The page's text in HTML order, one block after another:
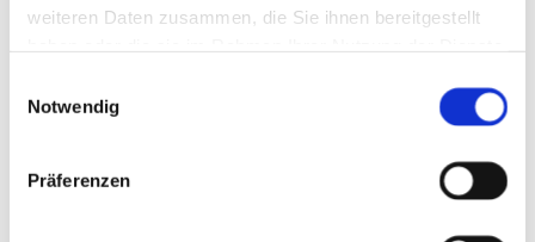
weiteren Daten zusammen, die Sie ihnen bereitgestellt
Notwendig
Präferenzen
Versicherungsservice
Bosch Car Service
Pannenhilfe/Abschleppservice
Kfz-Zulassungsservice